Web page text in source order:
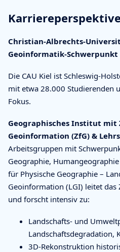
Christian-Albrechts-
Geoinformatik-Schwerpunkt
Die CAU Kiel ist Schleswig-
mit etwa 28.000 Studierenden
Fokus.
Geographisches Institut
Geoinformation (ZfG) &
Arbeitsgruppen mit
Geographie,
für Physische Geographie –
Geoinformation (LGI) leitet
und forscht intensiv zu:
Landschafts- und
Landschaftsdegradation,
3D-Rekonstruktion